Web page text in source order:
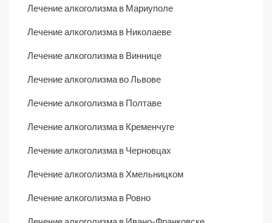
Лечение алкоголизма в Мариуполе
Лечение алкоголизма в Николаеве
Лечение алкоголизма в Виннице
Лечение алкоголизма во Львове
Лечение алкоголизма в Полтаве
Лечение алкоголизма в Кременчуге
Лечение алкоголизма в Черновцах
Лечение алкоголизма в Хмельницком
Лечение алкоголизма в Ровно